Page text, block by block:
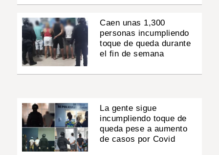
Caen unas 1,300
personas incumpliendo
toque de queda durante
el fin de semana
La gente sigue
incumpliendo toque de
queda pese a aumento
de casos por Covid